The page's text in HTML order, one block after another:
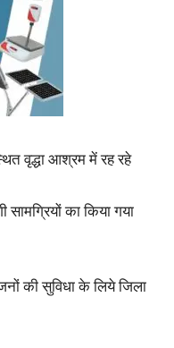
वृद्धा आश्रम में रह रहे
का किया गया
की सुविधा के लिये जिला